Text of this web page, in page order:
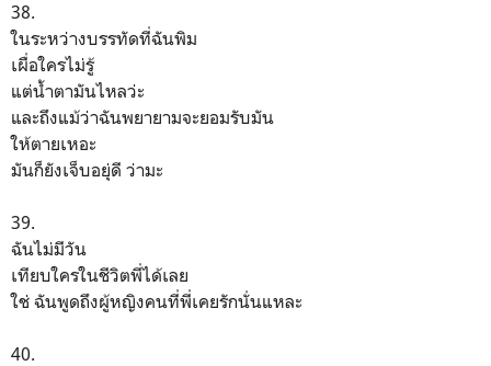
38.
ในระหว่างบรรทัดที่ฉันพิม
เผื่อใครไม่รู้
แต่น้ำตามันไหลว่ะ
และถึงแม้ว่าฉันพยายามจะยอมรับมัน
ให้ตายเหอะ
มันก็ยังเจ็บอยุ่ดี ว่ามะ
39.
ฉันไม่มีวัน
เทียบใครในชีวิตพี่ได้เลย
ใช่ ฉันพูดถึงผู้หญิงคนที่พี่เคยรักนั่นแหละ
40.